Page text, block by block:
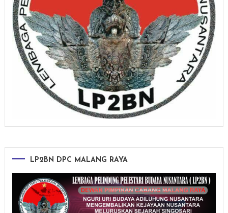
LP2BN DPC MALANG RAYA